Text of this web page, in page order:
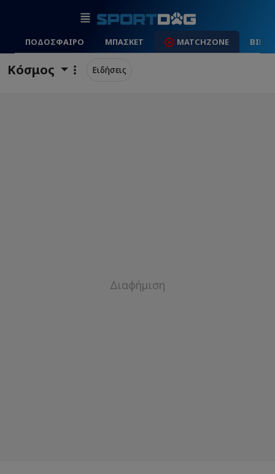
ΠΟΔΟΣΦΑΙΡΟ ΜΠΑΣΚΕΤ MATCHZONE
Κόσμος Ειδήσεις